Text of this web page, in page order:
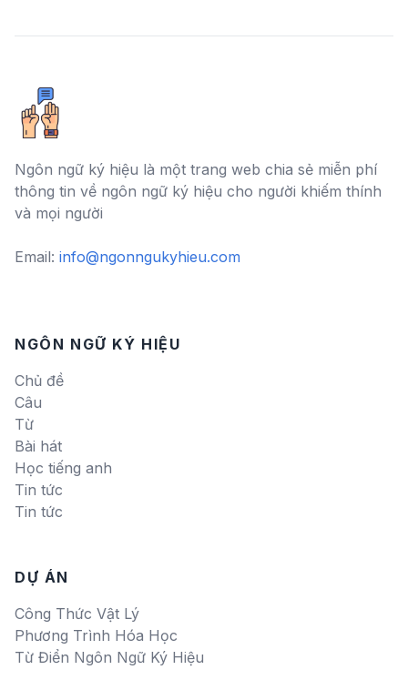
Ngôn ngữ ký hiệu là một trang web chia sẻ miễn phí
thông tin về ngôn ngữ ký hiệu cho người khiếm thính
và mọi người
Email: info@ngonngukyhieu.com
NGÔN NGỮ KÝ HIỆU
Chủ đề
Câu
Từ
Bài hát
Học tiếng anh
Tin tức
Tin tức
DỰ ÁN
Công Thức Vật Lý
Phương Trình Hóa Học
Từ Điển Ngôn Ngữ Ký Hiệu